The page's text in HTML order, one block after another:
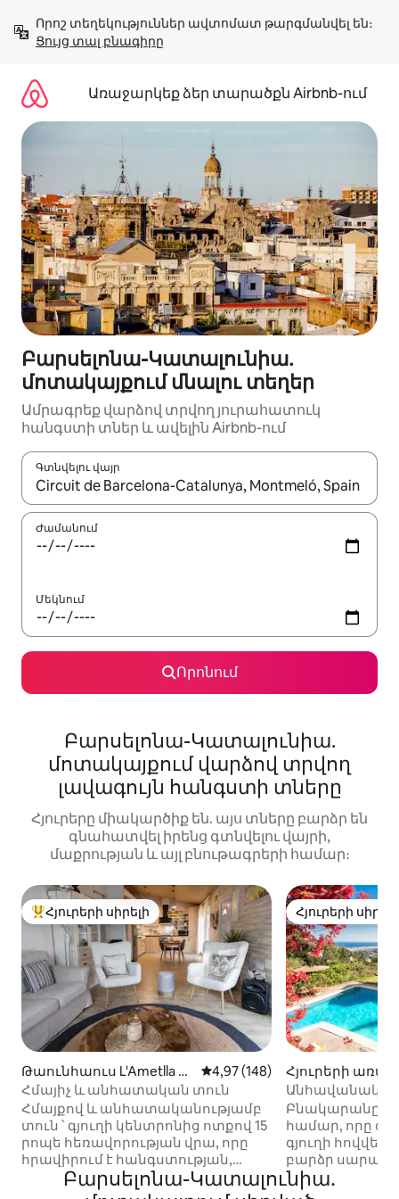
բովանդակությանը
Ցույց տալ բնագիրը
Առաջարկեք ձեր տարածքն Airbnb-ում
Բարսելոնա-Կատալունիա․
մոտակայքում մնալու տեղեր
Ամրագրեք վարձով տրվող յուրահատուկ
հանգստի տներ և ավելին Airbnb-ում
Գտնվելու վայր
Երբ արդյունքները հասանելի լինեն, սլաքների
Ժամանում
Մեկնում
Որոնում
Բարսելոնա-Կատալունիա.
մոտակայքում վարձով տրվող
լավագույն հանգստի տները
Հյուրերը միակարծիք են. այս տները բարձր են
գնահատվել իրենց գտնվելու վայրի,
մաքրության և այլ բնութագրերի համար։
Հյուրերի սիրելի լավագույն տները
Հյուրերի սիրելի
Թաունհաուս L'Ametlla de
l Vallès-ում
Միջին վարկանիշը՝ 5-ից
4,97 (148)
Հմայիչ և անհատական տուն
Հմայքով և անհատականությամբ
տուն ՝ գյուղի կենտրոնից ոտքով 15
րոպե հեռավորության վրա, որը
հրավիրում է հանգստության,
հանգստության, առողջության և
համօգտագործման ։ Այն գտնվում է
Հյուրերի
Հյուրերի
Հյուրերի
ժին Cabrils-ում
ծով ։
Յուրահատուկ:
Բնակարանը
համար, որը
գյուղի
բարձր
մեքենայով
երկայնքով:
Բարսելոնա-Կատալունիա․